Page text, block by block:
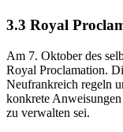
3.3 Royal
Am 7. Oktober des
Royal Proclamation.
Neufrankreich regeln
konkrete
zu verwalten sei.